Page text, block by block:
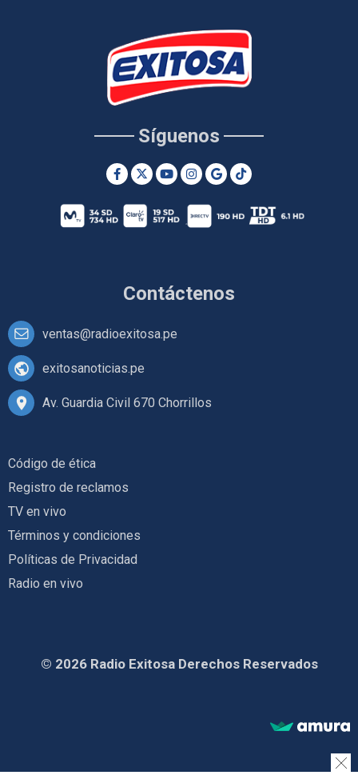
Contáctenos
ventas@radioexitosa.pe
exitosanoticias.pe
Av. Guardia Civil 670 Chorrillos
Síguenos
Código de ética
Registro de reclamos
TV en vivo
Términos y condiciones
Políticas de Privacidad
Radio en vivo
© 2026 Radio Exitosa Derechos Reservados